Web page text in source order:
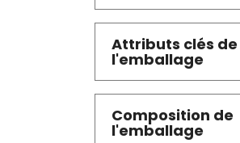
Attributs clés de
l'emballage
Composition de
l'emballage